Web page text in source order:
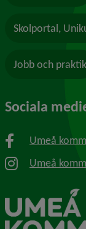
Skolportal,
Jobb och praktik
Sociala
Umeå
Umeå